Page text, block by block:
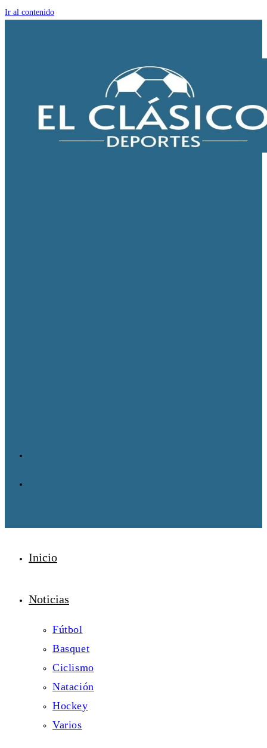
Ir al contenido
Inicio
Noticias
Fútbol
Basquet
Ciclismo
Natación
Hockey
Varios